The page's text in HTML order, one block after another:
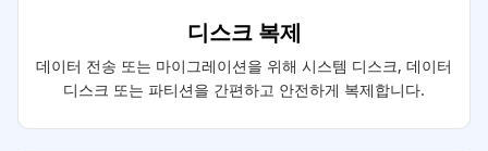
디스크 복제
데이터 전송 또는 마이그레이션을 위해 시스템 디스크, 데이터
디스크 또는 파티션을 간편하고 안전하게 복제합니다.